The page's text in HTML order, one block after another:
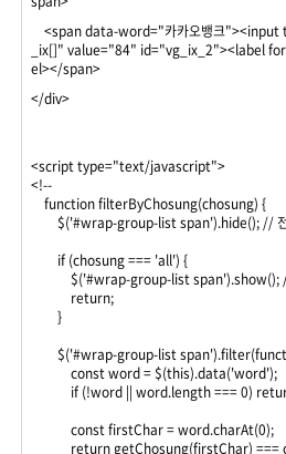
<span data-word="카카오뱅크
_ix[]" value="84" id="vg_ix_2"><label
el></span>
</div>
<script type="text/javascript">
<!--
function filterByChosung(chosung) {
$('#wrap-group-list span').hide(); // 전
if (chosung === 'all') {
$('#wrap-group-list span').show(); //
return;
}
$('#wrap-group-list
const word = $(this).data('word');
if (!word || word.length === 0)
const firstChar = word.charAt(0);
return getChosung(firstChar) ===